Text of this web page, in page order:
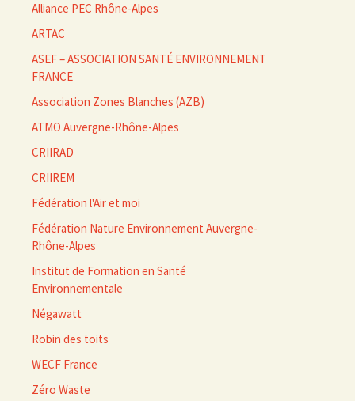
Alliance PEC Rhône-Alpes
ARTAC
ASEF – ASSOCIATION SANTÉ ENVIRONNEMENT
FRANCE
Association Zones Blanches (AZB)
ATMO Auvergne-Rhône-Alpes
CRIIRAD
CRIIREM
Fédération l'Air et moi
Fédération Nature Environnement Auvergne-
Rhône-Alpes
Institut de Formation en Santé
Environnementale
Négawatt
Robin des toits
WECF France
Zéro Waste